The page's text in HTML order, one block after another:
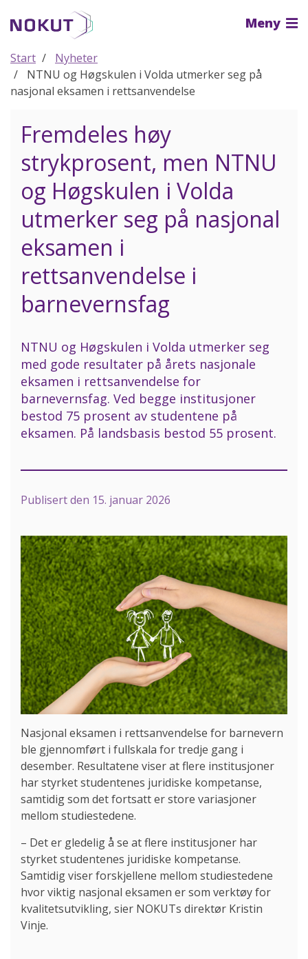
hovedinnhold
Meny
Start
Nyheter
NTNU og Høgskulen i Volda utmerker seg på
nasjonal eksamen i rettsanvendelse
Fremdeles høy
strykprosent, men NTNU
og Høgskulen i Volda
utmerker seg på nasjonal
eksamen i
rettsanvendelse i
barnevernsfag
NTNU og Høgskulen i Volda utmerker seg
med gode resultater på årets nasjonale
eksamen i rettsanvendelse for
barnevernsfag. Ved begge institusjoner
bestod 75 prosent av studentene på
eksamen. På landsbasis bestod 55 prosent.
Publisert den 15. januar 2026
Nasjonal eksamen i rettsanvendelse for barnevern
ble gjennomført i fullskala for tredje gang i
desember. Resultatene viser at flere institusjoner
har styrket studentenes juridiske kompetanse,
samtidig som det fortsatt er store variasjoner
mellom studiestedene.
– Det er gledelig å se at flere institusjoner har
styrket studentenes juridiske kompetanse.
Samtidig viser forskjellene mellom studiestedene
hvor viktig nasjonal eksamen er som verktøy for
kvalitetsutvikling, sier NOKUTs direktør Kristin
Vinje.